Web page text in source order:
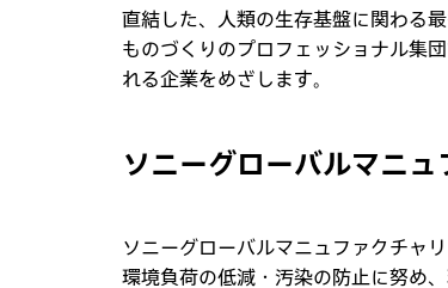
直結した、人類の生存基盤に関わる
ものづくりのプロフェッショナル集
れる企業をめざします。
ソニーグローバルマニ
ソニーグローバルマニュファクチャ
環境負荷の低減・汚染の防止に努め